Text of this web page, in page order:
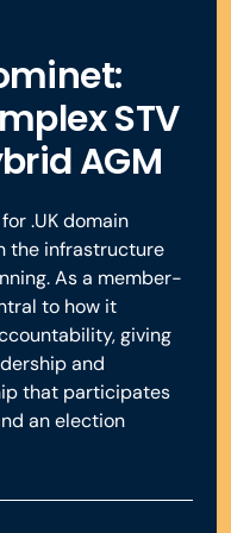
sont disponibles pour
questions.
de discussion
vidéo et audio des
leur ordre d’arrivée
de l’interaction et
pour tous.
immédiatement à
la réunion.
STV
AGM
.UK domain
the infrastructure
As a member-
to how it
giving
and
that participates
an election